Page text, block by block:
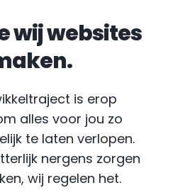
wij websites
is erop
alles voor jou zo
te laten verlopen.
nergens zorgen
wij regelen het.